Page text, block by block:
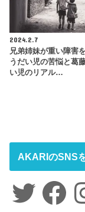
2024.2.7
兄弟姉妹が重い障害
うだい児の苦悩と葛
い児のリアル…
AKARIのSNS
Twitter Facebook